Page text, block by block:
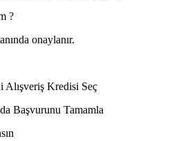
?
onaylanır.
Alışveriş Kredisi Seç
Başvurunu Tamamla